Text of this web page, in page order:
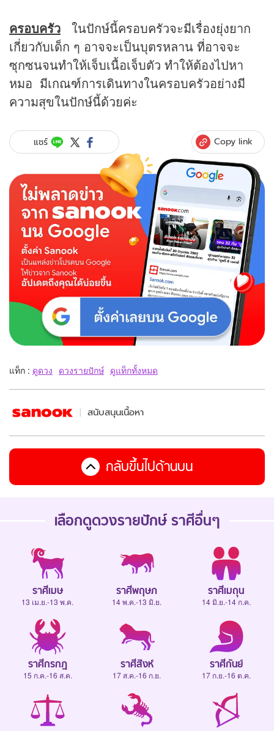
ครอบครัว ในปักษ์นี้ครอบครัวจะมีเรื่องยุ่งยาก
เกี่ยวกับเด็ก ๆ อาจจะเป็นบุตรหลาน ที่อาจจะ
ซุกซนจนทำให้เจ็บเนื้อเจ็บตัว ทำให้ต้องไปหา
หมอ มีเกณฑ์การเดินทางในครอบครัวอย่างมี
ความสุขในปักษ์นี้ด้วยค่ะ
แชร์ Copy link
แท็ก : ดูดวง ดวงรายปักษ์ ดูแท็กทั้งหมด
สนับสนุนเนื้อหา
กลับขึ้นไปด้านบน
เลือกดูดวงรายปักษ์ราศีอื่นๆ
ราศีเมษ
13 เม.ย.-13 พ.ค.
ราศีพฤษภ
14 พ.ค.-13 มิ.ย.
ราศีเมถุน
14 มิ.ย.-14 ก.ค.
ราศีกรกฎ
15 ก.ค.-16 ส.ค.
ราศีสิงห์
17 ส.ค.-16 ก.ย.
ราศีกันย์
17 ก.ย.-16 ต.ค.